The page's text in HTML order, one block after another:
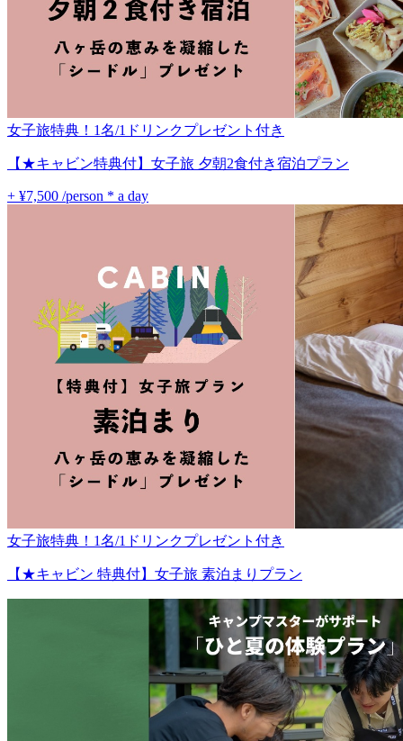
女子旅特典！1名/1ドリンクプレゼント付き
【★キャビン特典付】女子旅 夕朝2食付き宿泊プラン
+ ¥7,500 /person * a day
女子旅特典！1名/1ドリンクプレゼント付き
【★キャビン 特典付】女子旅 素泊まりプラン